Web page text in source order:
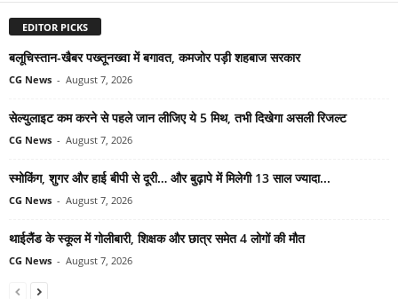
EDITOR PICKS
बलूचिस्तान-खैबर पख्तूनख्वा में बगावत, कमजोर पड़ी शहबाज सरकार
CG News - August 7, 2026
सेल्युलाइट कम करने से पहले जान लीजिए ये 5 मिथ, तभी दिखेगा असली रिजल्ट
CG News - August 7, 2026
स्मोकिंग, शुगर और हाई बीपी से दूरी… और बुढ़ापे में मिलेगी 13 साल ज्यादा...
CG News - August 7, 2026
थाईलैंड के स्कूल में गोलीबारी, शिक्षक और छात्र समेत 4 लोगों की मौत
CG News - August 7, 2026